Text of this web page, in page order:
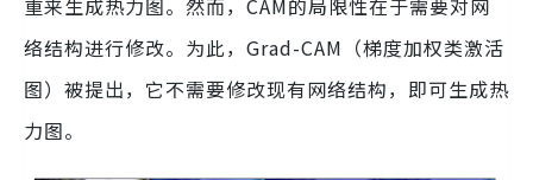
重来生成热力图。然而，CAM的局限性在于需要对网
络结构进行修改。为此，Grad-CAM（梯度加权类激活
图）被提出，它不需要修改现有网络结构，即可生成热
力图。